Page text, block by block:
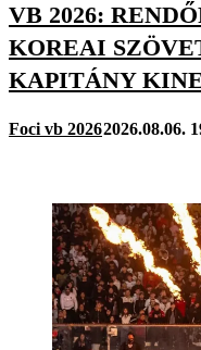
VB 2026:
KOREAI
KAPITÁNY
Foci vb 20262026.08.06.